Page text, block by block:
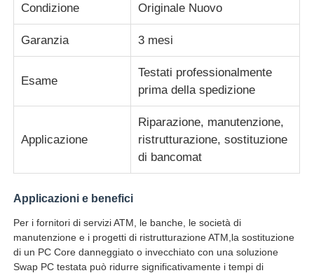
Componenti per bancomat Hitachi
Parti di BANCOMAT di GRG
Accettatore di banconote
Condizione Originale Nuovo
Garanzia 3 mesi
Esame
Testati professionalmente
prima della spedizione
Applicazione
Riparazione, manutenzione,
ristrutturazione, sostituzione
di bancomat
Applicazioni e benefici
Per i fornitori di servizi ATM, le banche, le società di
manutenzione e i progetti di ristrutturazione ATM,la sostituzione
di un PC Core danneggiato o invecchiato con una soluzione
Swap PC testata può ridurre significativamente i tempi di